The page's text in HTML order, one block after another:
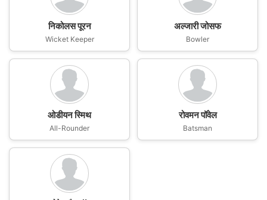
निकोलस पूरन
Wicket Keeper
अल्जारी जोसफ
Bowler
ओडीयन स्मिथ
All-Rounder
रोवमन पॉवेल
Batsman